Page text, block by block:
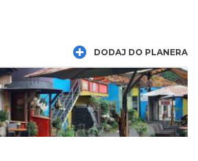
DODAJ DO PLANERA